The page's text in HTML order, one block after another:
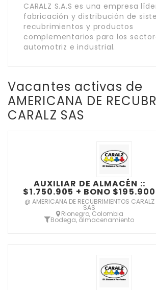
CARALZ S.A.S es una empresa
fabricación y distribución de
recubrimientos y productos
complementarios para los
automotriz e industrial.
Vacantes activas de
AMERICANA DE
CARALZ SAS
AUXILIAR DE ALMACÉN ::
$1.750.905 + BONO $195.900
@ AMERICANA DE RECUBRIMIENTOS CARALZ
SAS
Rionegro, Colombia
Bodega, almacenamiento